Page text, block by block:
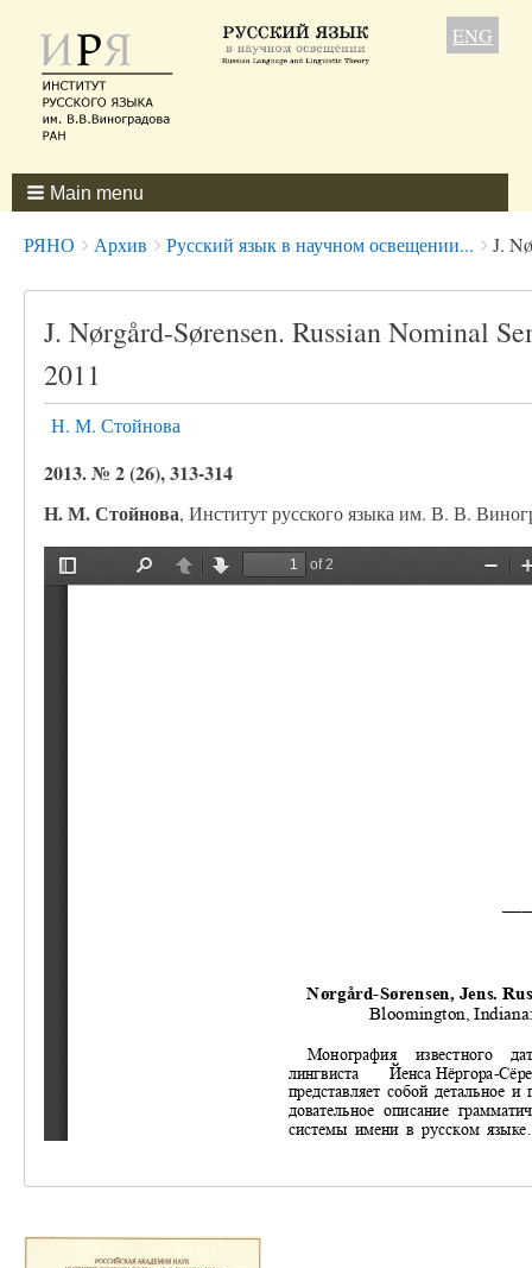
ENG
Main menu
Breadcrumbs
You
РЯНО Архив Русский язык в научном освещении... J.
J. Nørgård-Sørensen. Russian Nominal
2011
Н. М. Стойнова
2013. № 2 (26), 313-314
Н. М. Стойнова, Институт русского языка им. В. В.